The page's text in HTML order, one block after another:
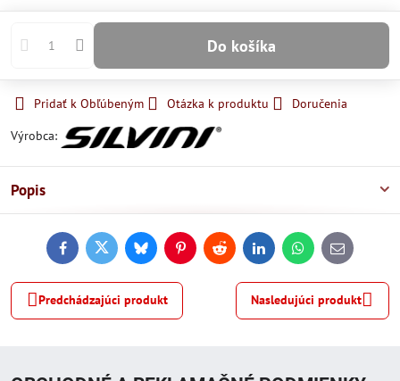
Do košíka
Pridať k Obľúbeným Otázka k produktu Doručenia
Výrobca:
Popis
FacebookTwitterBlueskyPinterestReddit LinkedInWhatsApp
E-
mail
Predchádzajúci produkt Nasledujúci produkt